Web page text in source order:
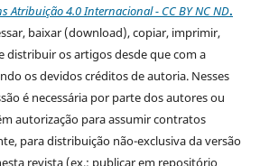
Atribuição 4.0 Internacional - CC BY NC ND.
baixar (download), copiar, imprimir,
distribuir os artigos desde que com a
os devidos créditos de autoria. Nesses
é necessária por parte dos autores ou
autorização para assumir contratos
para distribuição não-exclusiva da versão
revista (ex.: publicar em repositório